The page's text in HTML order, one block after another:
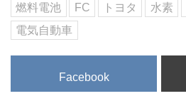
となりま
ては次世
でもあり
が魅力の
燃料電池 FC トヨタ 水素
電気自動車
Facebook